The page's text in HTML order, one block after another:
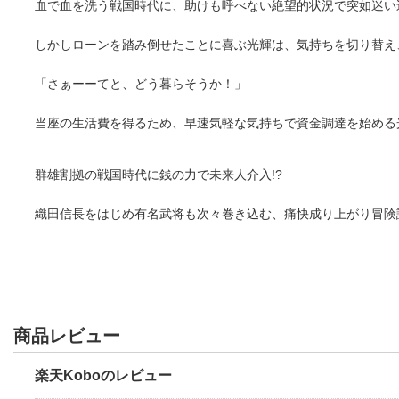
血で血を洗う戦国時代に、助けも呼べない絶望的状況で突如迷
しかしローンを踏み倒せたことに喜ぶ光輝は、気持ちを切り替
「さぁーーてと、どう暮らそうか！」
当座の生活費を得るため、早速気軽な気持ちで資金調達を始め
群雄割拠の戦国時代に銭の力で未来人介入!?
織田信長をはじめ有名武将も次々巻き込む、痛快成り上がり冒
商品レビュー
楽天Koboのレビュー